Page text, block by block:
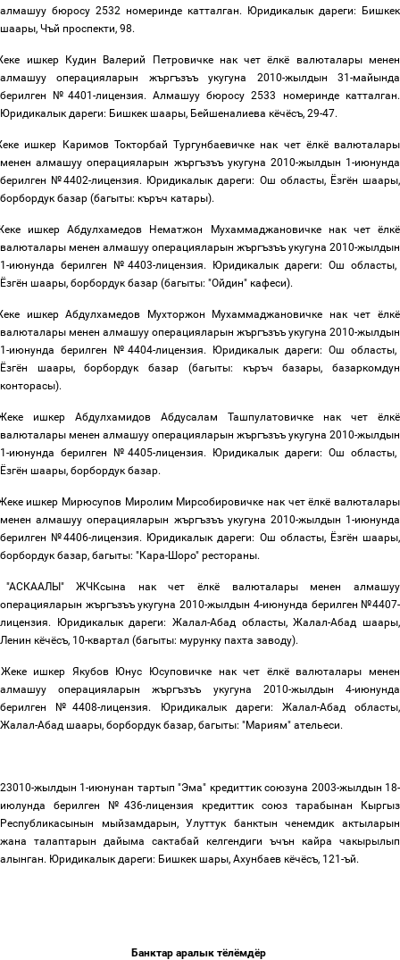
алмашуу бюросу 2532 номеринде катталган. Юридикалык дареги:
Бишкек
шаары, Чъй проспекти, 98.
ишкер Кудин Валерий Петровичке нак чет ёлкё валюталары менен
алмашуу
операцияларын жъргъзъъ укугуна 2010-жылдын 31-майында
берилген
№ 4401-лицензия. Алмашуу бюросу 2533 номеринде катталган.
Юридикалык дареги: Бишкек шаары, Бейшеналиева кёчёсъ, 29-47.
ишкер Каримов Токторбай Тургунбаевичке нак чет ёлкё валюталары
менен алмашуу операцияларын жъргъзъъ укугуна 2010-жылдын 1-июнунда
берилген №4402-лицензия. Юридикалык дареги: Ош областы, Ёзгён шаары,
борбордук базар (багыты: къръч катары).
ишкер Абдулхамедов Нематжон Мухаммаджановичке нак чет ёлкё
валюталары менен алмашуу операцияларын жъргъзъъ укугуна 2010-жылдын
1-июнунда берилген № 4403-лицензия. Юридикалык дареги: Ош областы,
Ёзгён шаары, борбордук базар (багыты: "Ойдин" кафеси).
ишкер Абдулхамедов Мухторжон Мухаммаджановичке нак чет ёлкё
валюталары менен алмашуу операцияларын жъргъзъъ укугуна 2010-жылдын
1-июнунда берилген № 4404-лицензия. Юридикалык дареги: Ош областы,
Ёзгён шаары, борбордук
базар (багыты: къръч базары,базаркомдун
конторасы).
ишкер Абдулхамидов Абдусалам Ташпулатовичке нак чет
ёлкё
валюталары менен алмашуу операцияларын жъргъзъъ укугуна 2010-жылдын
1-июнунда берилген № 4405-лицензия. Юридикалык дареги: Ош областы,
Ёзгён шаары, борбордук базар.
ишкер Мирюсупов Миролим Мирсобировичке нак чет ёлкё валюталары
менен алмашуу операцияларын жъргъзъъ укугуна 2010-жылдын 1-июнунда
берилген №4406-лицензия. Юридикалык дареги: Ош областы, Ёзгён шаары,
борбордук базар, багыты: "Кара-Шоро" рестораны.
"АСКААЛЫ" ЖЧКсына нак чет ёлкё валюталары менен
алмашуу
операцияларын жъргъзъъ укугуна 2010-жылдын 4-июнунда берилген №4407-
лицензия. Юридикалык дареги: Жалал-Абад областы, Жалал-Абад шаары,
Ленин кёчёсъ, 10-квартал (багыты: мурунку пахта заводу).
Жеке ишкер Якубов Юнус Юсуповичке нак чет ёлкё валюталары
менен
алмашуу
операцияларын жъргъзъъ укугуна 2010-жылдын 4-июнунда
берилген
№4408-лицензия. Юридикалык дареги: Жалал-Абад областы,
Жалал-Абад шаары, борбордук базар, багыты: "Мариям" ательеси.
23010-жылдын 1-июнунан тартып "Эма" кредиттик союзуна 2003-жылдын 18-
июлунда берилген №436-лицензия кредиттик союз тарабынан Кыргыз
Республикасынын мыйзамдарын, Улуттук банктын ченемдик актыларын
жана талаптарын дайыма сактабай келгендиги ъчън кайра чакырылып
алынган. Юридикалык дареги: Бишкек шары, Ахунбаев кёчёсъ, 121-ъй.
Банктар аралык тёлёмдёр